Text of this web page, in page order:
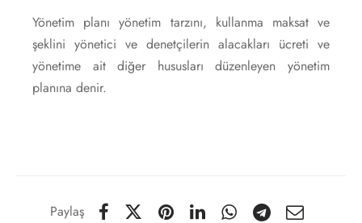
Yönetim planı yönetim tarzını, kullanma maksat ve
şeklini yönetici ve denetçilerin alacakları ücreti ve
yönetime ait diğer hususları düzenleyen yönetim
planına denir.
Paylaş